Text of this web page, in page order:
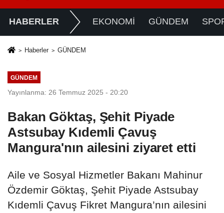
HABERLER EKONOMİ GÜNDEM
Haberler GÜNDEM
GÜNDEM
Yayınlanma: 26 Temmuz 2025 - 20:20
Bakan Göktaş, Şehit Piyade
Astsubay Kıdemli Çavuş
Mangura'nın ailesini ziyaret etti
Aile ve Sosyal Hizmetler Bakanı Mahinur
Özdemir Göktaş, Şehit Piyade Astsubay
Kıdemli Çavuş Fikret Mangura’nın ailesini